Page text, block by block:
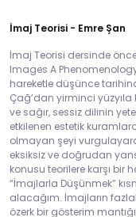
İmaj Teorisi - Emre Şan
İmaj Teorisi dersinde
Images A
hareketle düşünce
Çağ’dan yirminci
ve sağır, sessiz dilinin
etkilenen estetik
olmayan şeyi
eksiksiz ve doğrudan
konusu teorilere karşı bir
“İmajlarla Düşünmek”
alacağım. İmajların
özerk bir gösterim